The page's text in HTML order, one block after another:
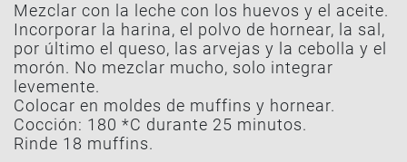
Mezclar con la leche con los huevos y el aceite.
Incorporar la harina, el polvo de hornear, la sal,
por último el queso, las arvejas y la cebolla y el
morón. No mezclar mucho, solo integrar
levemente.
Colocar en moldes de muffins y hornear.
Cocción: 180 *C durante 25 minutos.
Rinde 18 muffins.